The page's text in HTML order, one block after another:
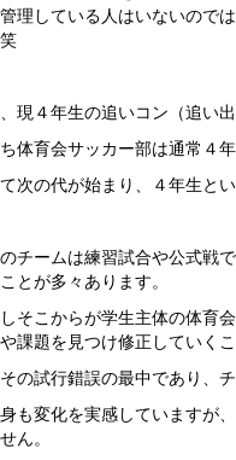
理している人はいないので
現４年生の追いコン（追い
体育会サッカー部は通常４
次の代が始まり、４年生と
チームは練習試合や公式戦
とが多々あります。
そこからが学生主体の体育
課題を見つけ修正していく
の試行錯誤の最中であり、
も変化を実感していますが
ん。